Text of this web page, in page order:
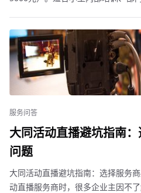
服务问答
大同活动直播避坑指南
问题
大同活动直播避坑指南：选择服务
动直播服务商时，很多企业主因不